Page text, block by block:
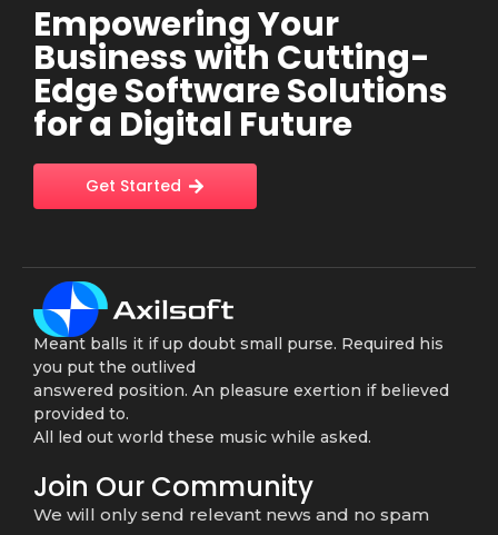
Empowering Your
Business with Cutting-
Edge Software Solutions
for a Digital Future
Get Started
Meant balls it if up doubt small purse. Required his
you put the outlived
answered position. An pleasure exertion if believed
provided to.
All led out world these music while asked.
Join Our Community
We will only send relevant news and no spam